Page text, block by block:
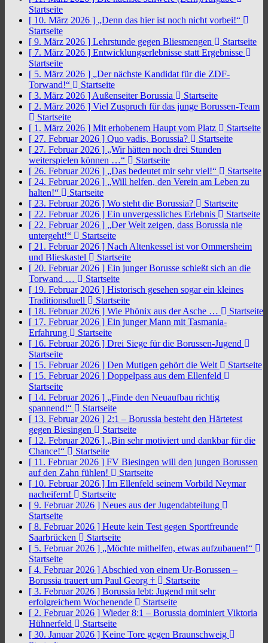
Startseite
[ 10. März 2026 ] „Denn das hier ist noch nicht vorbei!“
Startseite
[ 9. März 2026 ] Lehrstunde gegen Bliesmengen
Startseite
[ 7. März 2026 ] Entwicklungserlebnisse statt Ergebnisse
Startseite
[ 5. März 2026 ] „Der nächste Kandidat für die ZDF-
Torwand!“
Startseite
[ 3. März 2026 ] Außenseiter Borussia
Startseite
[ 2. März 2026 ] Viel Zuspruch für das junge Borussen-Team
Startseite
[ 1. März 2026 ] Mit erhobenem Haupt vom Platz
Startseite
[ 27. Februar 2026 ] Quo vadis, Borussia?
Startseite
[ 27. Februar 2026 ] „Wir hätten noch drei Stunden
weiterspielen können …“
Startseite
[ 26. Februar 2026 ] „Das bedeutet mir sehr viel!“
Startseite
[ 24. Februar 2026 ] „Will helfen, den Verein am Leben zu
halten!“
Startseite
[ 23. Februar 2026 ] Wo steht die Borussia?
Startseite
[ 22. Februar 2026 ] Ein unvergessliches Erlebnis
Startseite
[ 22. Februar 2026 ] „Der Welt zeigen, dass Borussia nie
untergeht!“
Startseite
[ 21. Februar 2026 ] Nach Altenkessel ist vor Ommersheim
und Blieskastel
Startseite
[ 20. Februar 2026 ] Ein junger Borusse schießt sich an die
Torwand …
Startseite
[ 19. Februar 2026 ] Historisch gesehen sogar ein kleines
Traditionsduell
Startseite
[ 18. Februar 2026 ] Wie Phönix aus der Asche …
Startseite
[ 17. Februar 2026 ] Ein junger Mann mit Tasmania-
Erfahrung
Startseite
[ 16. Februar 2026 ] Drei Siege für die Borussen-Jugend
Startseite
[ 15. Februar 2026 ] Den Mutigen gehört die Welt
Startseite
[ 15. Februar 2026 ] Doppelpass aus dem Ellenfeld
Startseite
[ 14. Februar 2026 ] „Finde den Neuaufbau richtig
spannend!“
Startseite
[ 13. Februar 2026 ] 2:1 – Borussia besteht den Härtetest
gegen Biesingen
Startseite
[ 12. Februar 2026 ] „Bin sehr motiviert und dankbar für die
Chance!“
Startseite
[ 11. Februar 2026 ] FV Biesingen will den jungen Borussen
auf den Zahn fühlen!
Startseite
[ 10. Februar 2026 ] Im Ellenfeld seinem Vorbild Neymar
nacheifern!
Startseite
[ 9. Februar 2026 ] Neues aus der Jugendabteilung
Startseite
[ 8. Februar 2026 ] Heute kein Test gegen Sportfreunde
Saarbrücken
Startseite
[ 5. Februar 2026 ] „Möchte mithelfen, etwas aufzubauen!“
Startseite
[ 4. Februar 2026 ] Abschied von einem Ur-Borussen –
Borussia trauert um Paul Georg †
Startseite
[ 3. Februar 2026 ] Borussia lebt: Jugend mit sehr
erfolgreichem Wochenende
Startseite
[ 2. Februar 2026 ] Wieder 8:1 – Borussia dominiert Viktoria
Hühnerfeld
Startseite
[ 30. Januar 2026 ] Keine Tore gegen Braunschweig